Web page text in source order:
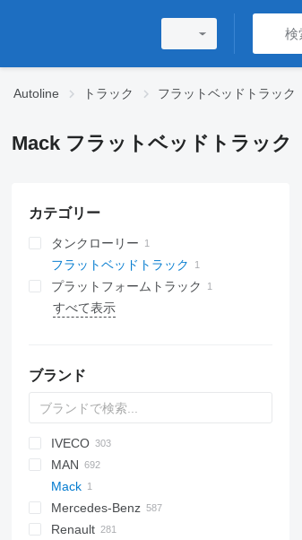
Autoline トラック フラットベッドトラック
Mack フラットベッドトラック
カテゴリー
タンクローリー
フラットベッドトラック
プラットフォームトラック
すべて表示
ブランド
BM
HD
A series
D series
Jumper
AS
CF
LF
XB
XD
Maximus
Hijet
Ram
EP
SLT
Ducato
Cargo
Transit
Auman
Aumark
BJ
52
3307
3502
X series
500
700
Ranger
A-series
ZZ
EX-series
HD-series
IVECO
Daily
EuroCargo
EuroStar
Eurotech
4300
7600
ELF
Forward
NPR
HFC
N-Series
Conquer
5320
110 series
MAN
A-series
F8
F90
5337
630305
Mack
Mercedes-Benz
Actros
Canter
Canter
Atlas
Movano
Boxer
Renault